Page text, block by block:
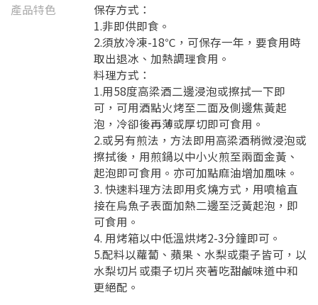
產品特色
保存方式：
1.非即供即食。
2.須放冷凍-18℃，可保存一年，要食用時
取出退冰、加熱調理食用。
料理方式：
1.用58度高梁酒二邊浸泡或擦拭一下即
可，可用酒點火烤至二面及側邊焦黃起
泡，冷卻後再薄或厚切即可食用。
2.或另有煎法，方法即用高梁酒稍微浸泡或
擦拭後，用煎鍋以中小火煎至兩面金黃、
起泡即可食用。亦可加點麻油增加風味。
3. 快速料理方法即用炙燒方式，用噴槍直
接在烏魚子表面加熱二邊至泛黃起泡，即
可食用。
4. 用烤箱以中低溫烘烤2-3分鐘即可。
5.配料以蘿蔔、蘋果、水梨或棗子皆可，以
水梨切片或棗子切片夾著吃甜鹹味道中和
更絕配。